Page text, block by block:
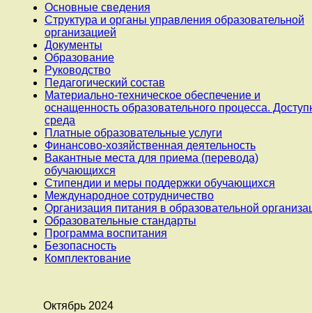
Основные сведения
Структура и органы управления образовательной
организацией
Документы
Образование
Руководство
Педагогический состав
Материально-техническое обеспечение и
оснащенность образовательного процесса.
среда
Платные образовательные услуги
Финансово-хозяйственная деятельность
Вакантные места для приема (перевода)
обучающихся
Стипендии и меры поддержки обучающихся
Международное сотрудничество
Организация питания в образовательной
Образовательные стандарты
Программа воспитания
Безопасность
Комплектование
Октябрь 2024